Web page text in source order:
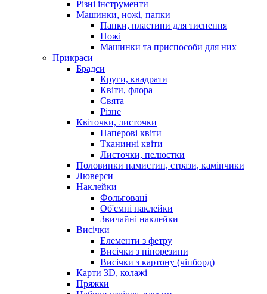
Різні інструменти
Машинки, ножі, папки
Папки, пластини для тиснення
Ножі
Машинки та приспособи для них
Прикраси
Брадси
Круги, квадрати
Квіти, флора
Свята
Різне
Квіточки, листочки
Паперові квіти
Тканинні квіти
Листочки, пелюстки
Половинки намистин, стрази, камінчики
Люверси
Наклейки
Фольговані
Об'ємні наклейки
Звичайні наклейки
Висічки
Елементи з фетру
Висічки з пінорезини
Висічки з картону (чіпборд)
Карти 3D, колажі
Пряжки